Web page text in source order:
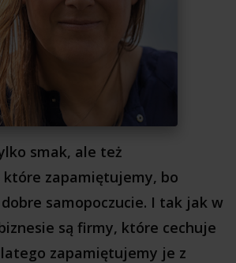
smak, ale też
które zapamiętujemy, bo
samopoczucie. I tak jak w
są firmy, które cechuje
zapamiętujemy je z